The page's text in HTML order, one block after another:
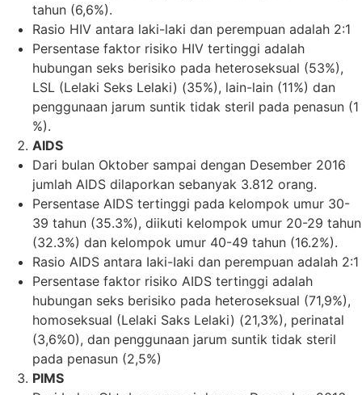
tahun (6,6%).
Rasio HIV antara laki-laki dan perempuan adalah 2:1
Persentase faktor risiko HIV tertinggi adalah
hubungan seks berisiko pada heteroseksual (53%),
LSL (Lelaki Seks Lelaki) (35%), lain-lain (11%) dan
penggunaan jarum suntik tidak steril pada penasun (1
%).
AIDS
Dari bulan Oktober sampai dengan Desember 2016
jumlah AIDS dilaporkan sebanyak 3.812 orang.
Persentase AIDS tertinggi pada kelompok umur 30-
39 tahun (35.3%), diikuti kelompok umur 20-29 tahun
(32.3%) dan kelompok umur 40-49 tahun (16.2%).
Rasio AIDS antara Iaki-Iaki dan perempuan adalah 2:1
Persentase faktor risiko AIDS tertinggi adalah
hubungan seks berisiko pada heteroseksual (71,9%),
homoseksual (Lelaki Saks Lelaki) (21,3%), perinatal
(3,6%0), dan penggunaan jarum suntik tidak steril
pada penasun (2,5%)
PIMS